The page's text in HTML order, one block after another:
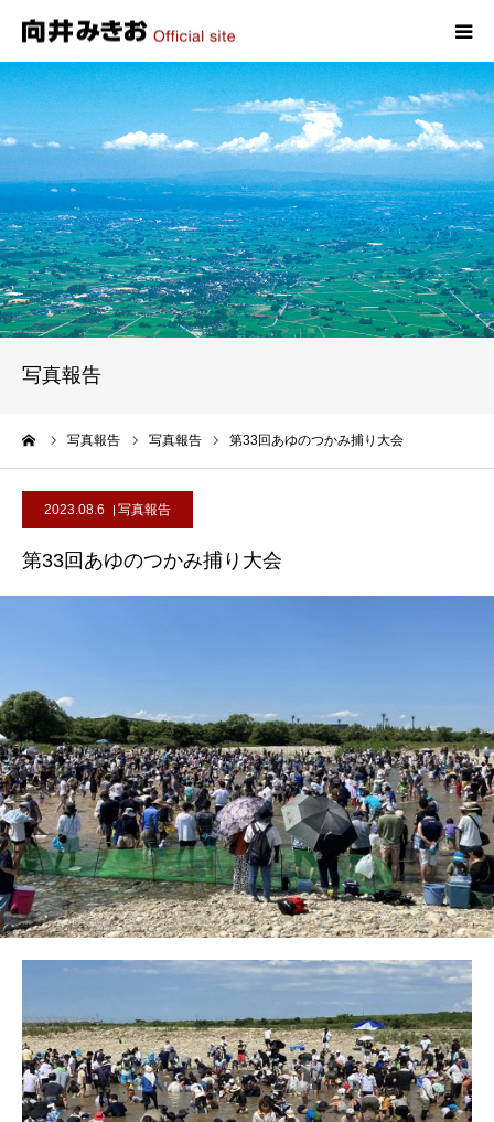
写真報告
写真報告 写真報告 第33回あゆのつかみ捕り大会
2023.08.6 写真報告
第33回あゆのつかみ捕り大会
HOME
プロフィール
政策
活動報告